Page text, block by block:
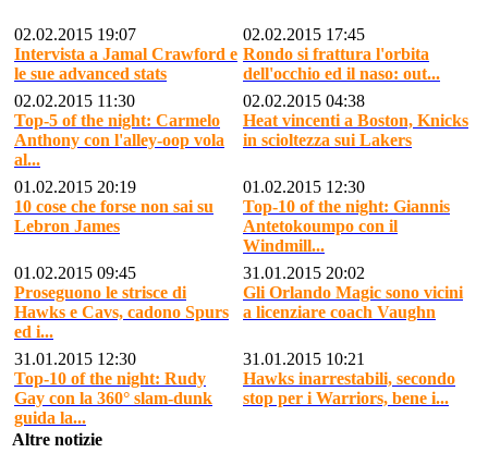
02.02.2015 19:07
Intervista a Jamal Crawford e
le sue advanced stats
02.02.2015 17:45
Rondo si frattura l'orbita
dell'occhio ed il naso: out...
02.02.2015 11:30
Top-5 of the night: Carmelo
Anthony con l'alley-oop vola
al...
02.02.2015 04:38
Heat vincenti a Boston, Knicks
in scioltezza sui Lakers
01.02.2015 20:19
10 cose che forse non sai su
Lebron James
01.02.2015 12:30
Top-10 of the night: Giannis
Antetokoumpo con il
Windmill...
01.02.2015 09:45
Proseguono le strisce di
Hawks e Cavs, cadono Spurs
ed i...
31.01.2015 20:02
Gli Orlando Magic sono vicini
a licenziare coach Vaughn
31.01.2015 12:30
Top-10 of the night: Rudy
Gay con la 360° slam-dunk
guida la...
31.01.2015 10:21
Hawks inarrestabili, secondo
stop per i Warriors, bene i...
Altre notizie